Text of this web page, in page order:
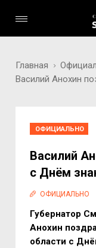
Главная
Василий Анохин
ОФИЦИАЛЬНО
Василий
с Днём
ОФИЦИАЛЬНО
Губернатор
Анохин
области с